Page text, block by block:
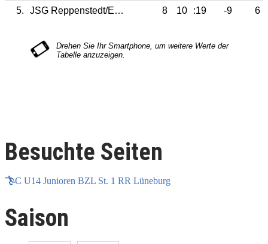
5.
JSG Reppenstedt/E./Gellersen 8 10 :19 -9 6
Besuchte Seiten
C U14 Junioren BZL St. 1 RR Lüneburg
Saison